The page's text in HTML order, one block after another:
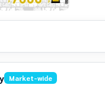
Market-wide